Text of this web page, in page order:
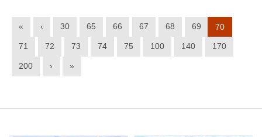
« ‹ 30 65 66 67 68 69 70
71 72 73 74 75 100 140 170
200 › »